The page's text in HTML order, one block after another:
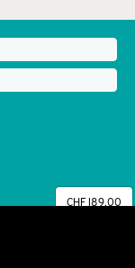
CHF 189.00